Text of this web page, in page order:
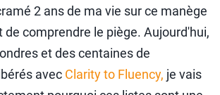
2 ans de ma vie sur ce manège
de comprendre le piège. Aujourd'hui,
et des centaines de
avec Clarity to Fluency, je vais